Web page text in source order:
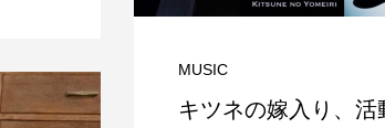
MUSIC
キツネの嫁入り、活